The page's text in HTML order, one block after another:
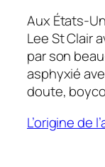
Aux États-
Lee St Clair
par son
asphyxié
doute,
L’origine de